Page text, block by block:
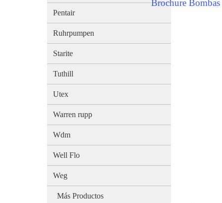
Pentair
Ruhrpumpen
Starite
Tuthill
Utex
Warren rupp
Wdm
Well Flo
Weg
Más Productos
Brochure